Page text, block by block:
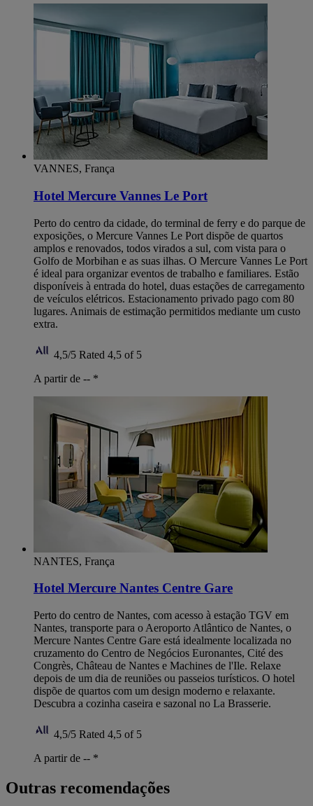
VANNES, França
Hotel Mercure Vannes Le Port
Perto do centro da cidade, do terminal de ferry e do parque de
exposições, o Mercure Vannes Le Port dispõe de quartos
amplos e renovados, todos virados a sul, com vista para o
Golfo de Morbihan e as suas ilhas. O Mercure Vannes Le Port
é ideal para organizar eventos de trabalho e familiares. Estão
disponíveis à entrada do hotel, duas estações de carregamento
de veículos elétricos. Estacionamento privado pago com 80
lugares. Animais de estimação permitidos mediante um custo
extra.
4,5/5 Rated 4,5 of 5
A partir de -- *
NANTES, França
Hotel Mercure Nantes Centre Gare
Perto do centro de Nantes, com acesso à estação TGV em
Nantes, transporte para o Aeroporto Atlântico de Nantes, o
Mercure Nantes Centre Gare está idealmente localizada no
cruzamento do Centro de Negócios Euronantes, Cité des
Congrès, Château de Nantes e Machines de l'Ile. Relaxe
depois de um dia de reuniões ou passeios turísticos. O hotel
dispõe de quartos com um design moderno e relaxante.
Descubra a cozinha caseira e sazonal no La Brasserie.
4,5/5 Rated 4,5 of 5
A partir de -- *
Outras recomendações